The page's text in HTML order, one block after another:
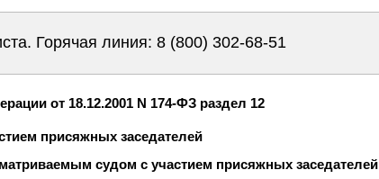
Горячая линия: 8 (800) 302-68-51
от 18.12.2001 N 174-ФЗ раздел 12
присяжных заседателей
судом с участием присяжных заседателей